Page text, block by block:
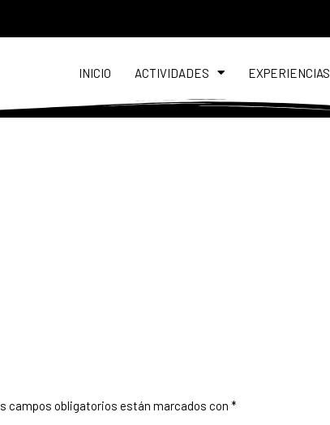
INICIO ACTIVIDADES EXPERIENCIAS
campos obligatorios están marcados con *